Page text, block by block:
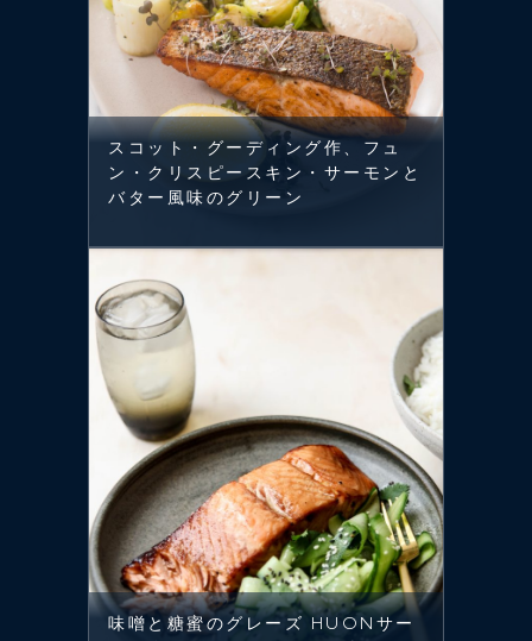
スコット・グーディング作、フュ
ン・クリスピースキン・サーモンと
バター風味のグリーン
味噌と糖蜜のグレーズ HUONサー